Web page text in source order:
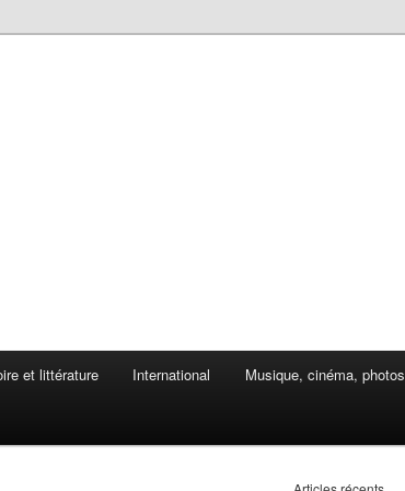
et littérature International Musique, cinéma, photos